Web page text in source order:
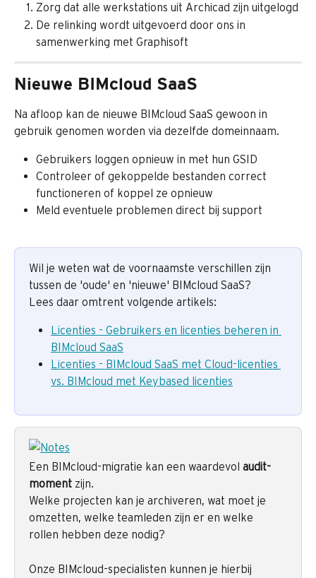
Zorg dat alle werkstations uit Archicad zijn uitgelogd
De relinking wordt uitgevoerd door ons in
samenwerking met Graphisoft
Nieuwe BIMcloud SaaS
Na afloop kan de nieuwe BIMcloud SaaS gewoon in
gebruik genomen worden via dezelfde domeinnaam.
Gebruikers loggen opnieuw in met hun GSID
Controleer of gekoppelde bestanden correct
functioneren of koppel ze opnieuw
Meld eventuele problemen direct bij support
Wil je weten wat de voornaamste verschillen zijn
tussen de 'oude' en 'nieuwe' BIMcloud SaaS?
Lees daar omtrent volgende artikels:
Licenties - Gebruikers en licenties beheren in
BIMcloud SaaS
Licenties - BIMcloud SaaS met Cloud-licenties
vs. BIMcloud met Keybased licenties
Een BIMcloud-migratie kan een waardevol audit-
moment zijn.
Welke projecten kan je archiveren, wat moet je
omzetten, welke teamleden zijn er en welke
rollen hebben deze nodig?
Onze BIMcloud-specialisten kunnen je hierbij